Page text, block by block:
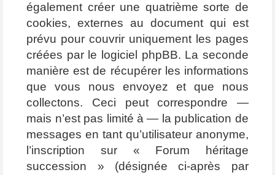
également créer une quatrième sorte de
cookies, externes au document qui est
prévu pour couvrir uniquement les pages
créées par le logiciel phpBB. La seconde
manière est de récupérer les informations
que vous nous envoyez et que nous
collectons. Ceci peut correspondre —
mais n’est pas limité à — la publication de
messages en tant qu’utilisateur anonyme,
l’inscription sur « Forum héritage
succession » (désignée ci-après par